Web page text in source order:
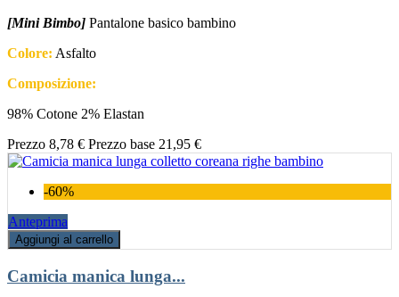
[Mini Bimbo] Pantalone basico bambino
Colore: Asfalto
Composizione:
98% Cotone 2% Elastan
Prezzo 8,78 € Prezzo base 21,95 €
-60%
Anteprima
Aggiungi al carrello
Camicia manica lunga...